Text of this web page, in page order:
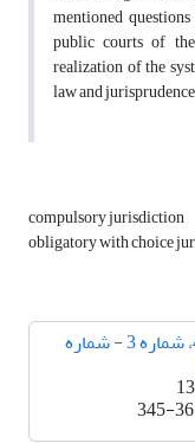
mentioned
public courts of
realization of the
law and
compulsory jurisdiction
obligatory with choice
دوره 44، شماره 3 - شماره
345-